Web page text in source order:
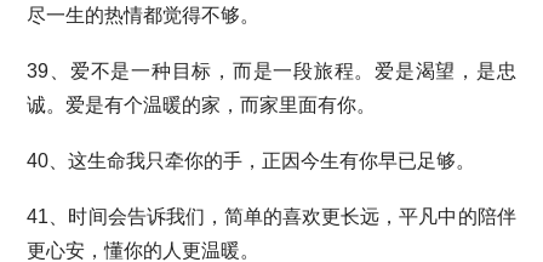
尽一生的热情都觉得不够。
39、爱不是一种目标，而是一段旅程。爱是渴望，是忠
诚。爱是有个温暖的家，而家里面有你。
40、这生命我只牵你的手，正因今生有你早已足够。
41、时间会告诉我们，简单的喜欢更长远，平凡中的陪伴
更心安，懂你的人更温暖。